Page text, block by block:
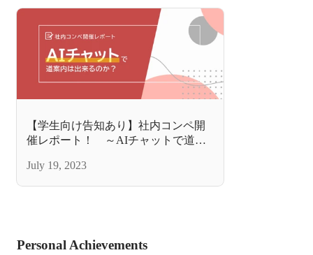
【学生向け告知あり】社内コンペ開
催レポート！ ～AIチャットで道案
July 19, 2023
Personal Achievements